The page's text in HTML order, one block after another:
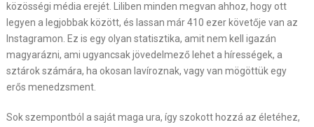
közösségi média erejét. Liliben minden megvan ahhoz, hogy ott
legyen a legjobbak között, és lassan már 410 ezer követője van az
Instagramon. Ez is egy olyan statisztika, amit nem kell igazán
magyarázni, ami ugyancsak jövedelmező lehet a hírességek, a
sztárok számára, ha okosan lavíroznak, vagy van mögöttük egy
erős menedzsment.
Sok szempontból a saját maga ura, így szokott hozzá az életéhez,